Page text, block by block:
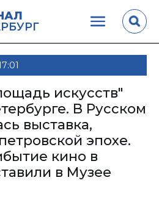
искусств"
В Русском
выставка,
эпохе.
кино в
в Музее